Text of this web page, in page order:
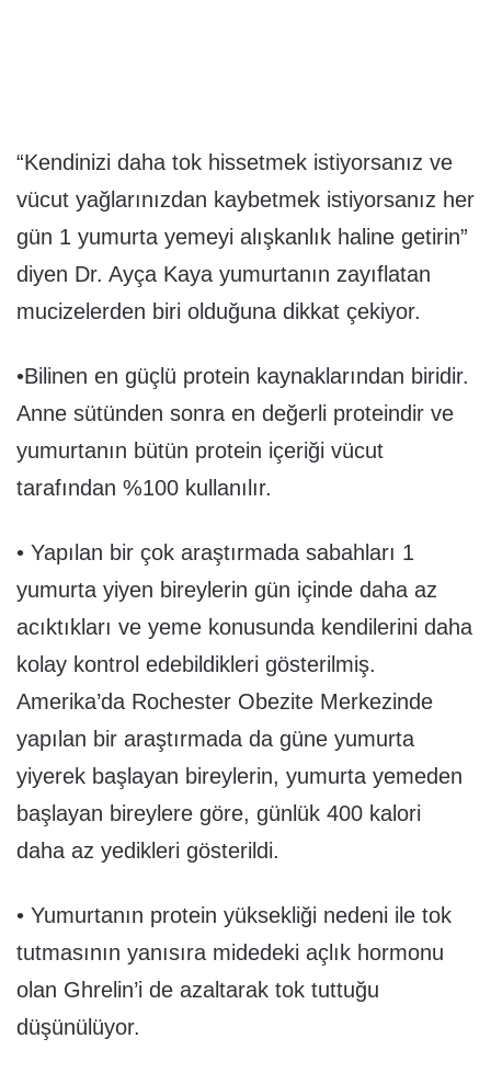
“Kendinizi daha tok hissetmek istiyorsanız ve
vücut yağlarınızdan kaybetmek istiyorsanız her
gün 1 yumurta yemeyi alışkanlık haline getirin”
diyen Dr. Ayça Kaya yumurtanın zayıflatan
mucizelerden biri olduğuna dikkat çekiyor.
•Bilinen en güçlü protein kaynaklarından biridir.
Anne sütünden sonra en değerli proteindir ve
yumurtanın bütün protein içeriği vücut
tarafından %100 kullanılır.
• Yapılan bir çok araştırmada sabahları 1
yumurta yiyen bireylerin gün içinde daha az
acıktıkları ve yeme konusunda kendilerini daha
kolay kontrol edebildikleri gösterilmiş.
Amerika’da Rochester Obezite Merkezinde
yapılan bir araştırmada da güne yumurta
yiyerek başlayan bireylerin, yumurta yemeden
başlayan bireylere göre, günlük 400 kalori
daha az yedikleri gösterildi.
• Yumurtanın protein yüksekliği nedeni ile tok
tutmasının yanısıra midedeki açlık hormonu
olan Ghrelin’i de azaltarak tok tuttuğu
düşünülüyor.